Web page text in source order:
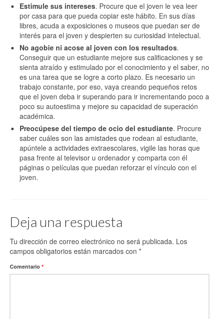
Estimule sus intereses. Procure que el joven le vea leer
por casa para que pueda copiar este hábito. En sus días
libres, acuda a exposiciones o museos que puedan ser de
interés para el joven y despierten su curiosidad intelectual.
No agobie ni acose al joven con los resultados.
Conseguir que un estudiante mejore sus calificaciones y se
sienta atraído y estimulado por el conocimiento y el saber, no
es una tarea que se logre a corto plazo. Es necesario un
trabajo constante, por eso, vaya creando pequeños retos
que el joven deba ir superando para ir incrementando poco a
poco su autoestima y mejore su capacidad de superación
académica.
Preocúpese del tiempo de ocio del estudiante. Procure
saber cuáles son las amistades que rodean al estudiante,
apúntele a actividades extraescolares, vigile las horas que
pasa frente al televisor u ordenador y comparta con él
páginas o películas que puedan reforzar el vínculo con el
joven.
Deja una respuesta
Tu dirección de correo electrónico no será publicada. Los
campos obligatorios están marcados con *
Comentario *